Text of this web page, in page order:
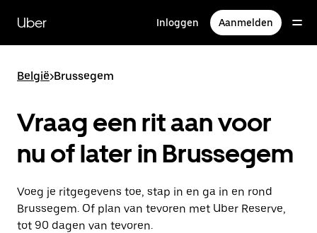
naar
hoofdinhoud
Uber Inloggen Aanmelden
België>Brussegem
Vraag een rit aan voor
nu of later in Brussegem
Voeg je ritgegevens toe, stap in en ga in en rond
Brussegem. Of plan van tevoren met Uber Reserve,
tot 90 dagen van tevoren.